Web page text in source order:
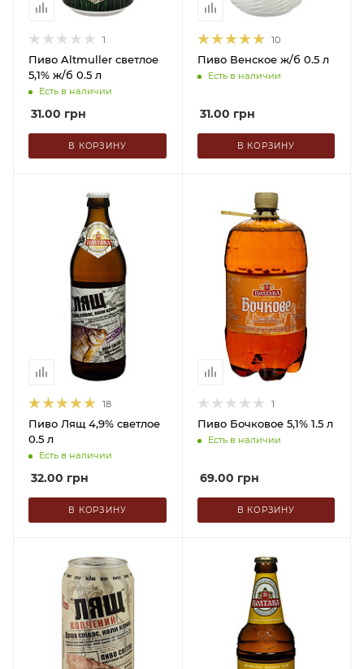
1
Пиво Altmuller светлое
5,1% ж/б 0.5 л
Есть в наличии
31.00 грн
В КОРЗИНУ
10
Пиво Венское ж/б 0.5 л
Есть в наличии
31.00 грн
В КОРЗИНУ
18
Пиво Лящ 4,9% светлое
0.5 л
Есть в наличии
32.00 грн
В КОРЗИНУ
1
Пиво Бочковое 5,1% 1.5 л
Есть в наличии
69.00 грн
В КОРЗИНУ